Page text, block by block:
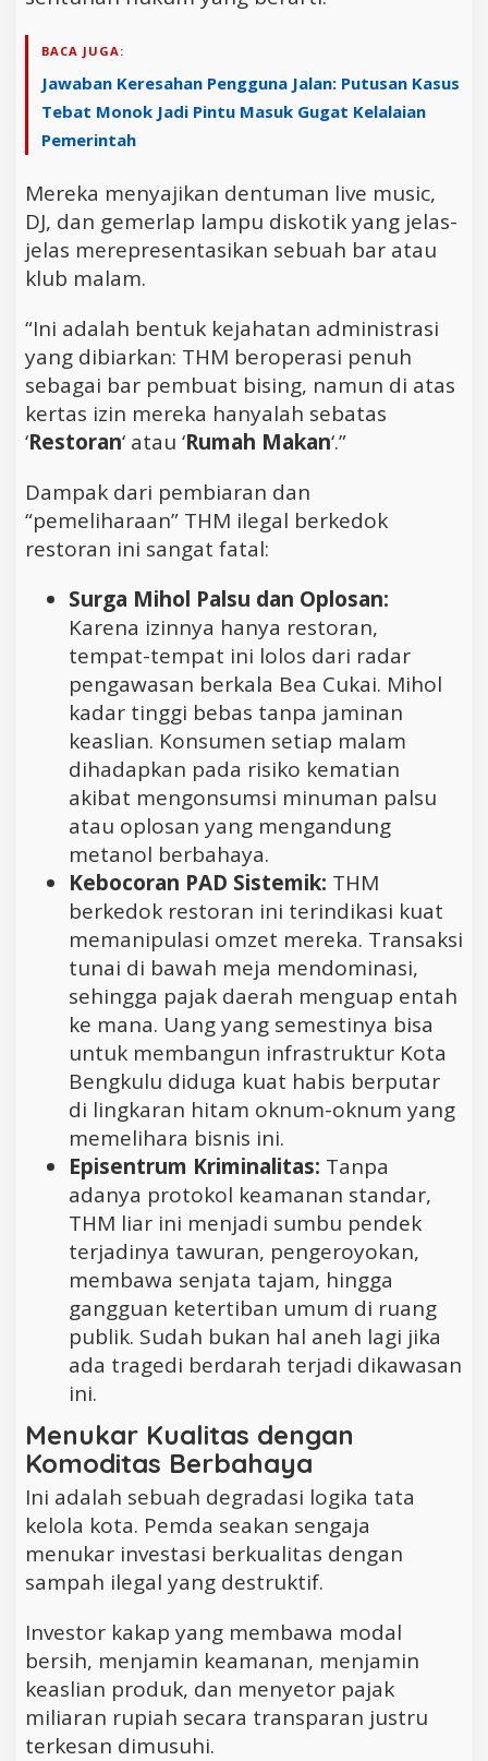
BACA JUGA:
Jawaban Keresahan Pengguna Jalan: Putusan Kasus
Tebat Monok Jadi Pintu Masuk Gugat Kelalaian
Pemerintah
Mereka menyajikan dentuman live music,
DJ, dan gemerlap lampu diskotik yang jelas-
jelas merepresentasikan sebuah bar atau
klub malam.
“Ini adalah bentuk kejahatan administrasi
yang dibiarkan: THM beroperasi penuh
sebagai bar pembuat bising, namun di atas
kertas izin mereka hanyalah sebatas
‘Restoran‘ atau ‘Rumah Makan‘.”
Dampak dari pembiaran dan
“pemeliharaan” THM ilegal berkedok
restoran ini sangat fatal:
Surga Mihol Palsu dan Oplosan:
Karena izinnya hanya restoran,
tempat-tempat ini lolos dari radar
pengawasan berkala Bea Cukai. Mihol
kadar tinggi bebas tanpa jaminan
keaslian. Konsumen setiap malam
dihadapkan pada risiko kematian
akibat mengonsumsi minuman palsu
atau oplosan yang mengandung
metanol berbahaya.
Kebocoran PAD Sistemik: THM
berkedok restoran ini terindikasi kuat
memanipulasi omzet mereka. Transaksi
tunai di bawah meja mendominasi,
sehingga pajak daerah menguap entah
ke mana. Uang yang semestinya bisa
untuk membangun infrastruktur Kota
Bengkulu diduga kuat habis berputar
di lingkaran hitam oknum-oknum yang
memelihara bisnis ini.
Episentrum Kriminalitas: Tanpa
adanya protokol keamanan standar,
THM liar ini menjadi sumbu pendek
terjadinya tawuran, pengeroyokan,
membawa senjata tajam, hingga
gangguan ketertiban umum di ruang
publik. Sudah bukan hal aneh lagi jika
ada tragedi berdarah terjadi dikawasan
ini.
Menukar Kualitas dengan
Komoditas Berbahaya
Ini adalah sebuah degradasi logika tata
kelola kota. Pemda seakan sengaja
menukar investasi berkualitas dengan
sampah ilegal yang destruktif.
Investor kakap yang membawa modal
bersih, menjamin keamanan, menjamin
keaslian produk, dan menyetor pajak
miliaran rupiah secara transparan justru
terkesan dimusuhi.